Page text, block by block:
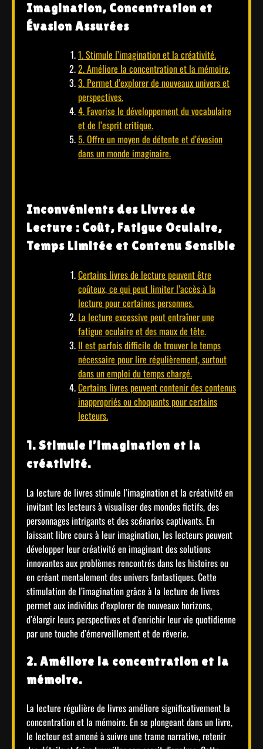
Imagination, Concentration et
Évasion Assurées
1. Stimule l’imagination et la créativité.
2. Améliore la concentration et la mémoire.
3. Permet d’explorer de nouveaux univers et
perspectives.
4. Favorise le développement du vocabulaire
et de l’esprit critique.
5. Offre un moyen de détente et d’évasion
dans un monde imaginaire.
Inconvénients des Livres de
Lecture : Coût, Fatigue Oculaire,
Temps Limitée et Contenu Sensible
Certains livres de lecture peuvent être
coûteux, ce qui peut limiter l’accès à la
lecture pour certaines personnes.
La lecture excessive peut entraîner une
fatigue oculaire et des maux de tête.
Il est parfois difficile de trouver le temps
nécessaire pour lire régulièrement, surtout
dans un emploi du temps chargé.
Certains livres peuvent contenir des contenus
inappropriés ou choquants pour certains
lecteurs.
1. Stimule l’imagination et la
créativité.
La lecture de livres stimule l’imagination et la créativité en
invitant les lecteurs à visualiser des mondes fictifs, des
personnages intrigants et des scénarios captivants. En
laissant libre cours à leur imagination, les lecteurs peuvent
développer leur créativité en imaginant des solutions
innovantes aux problèmes rencontrés dans les histoires ou
en créant mentalement des univers fantastiques. Cette
stimulation de l’imagination grâce à la lecture de livres
permet aux individus d’explorer de nouveaux horizons,
d’élargir leurs perspectives et d’enrichir leur vie quotidienne
par une touche d’émerveillement et de rêverie.
2. Améliore la concentration et la
mémoire.
La lecture régulière de livres améliore significativement la
concentration et la mémoire. En se plongeant dans un livre,
le lecteur est amené à suivre une trame narrative, retenir